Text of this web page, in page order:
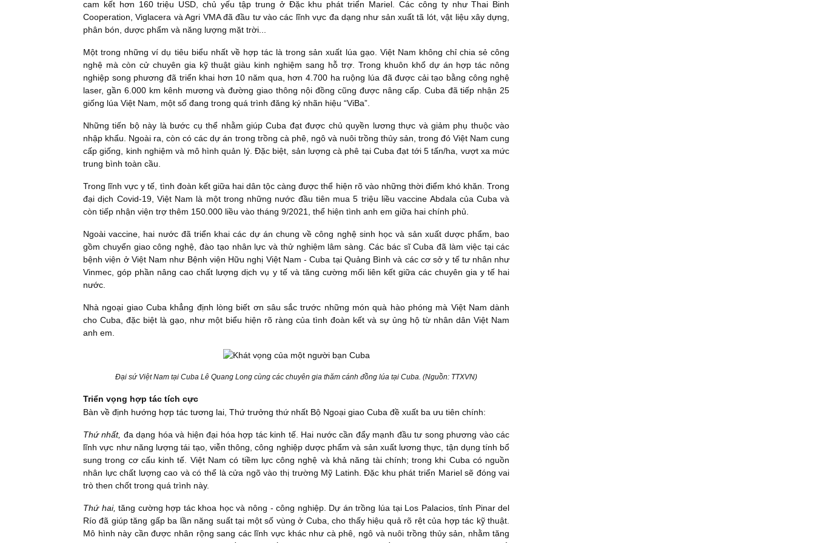
cam kết hơn 160 triệu USD, chủ yếu tập trung ở Đặc khu phát triển Mariel. Các công ty như Thai Binh
Cooperation, Viglacera và Agri VMA đã đầu tư vào các lĩnh vực đa dạng như sản xuất tã lót, vật liệu xây dựng,
phân bón, dược phẩm và năng lượng mặt trời...
Một trong những ví dụ tiêu biểu nhất về hợp tác là trong sản xuất lúa gạo. Việt Nam không chỉ chia sẻ công
nghệ mà còn cử chuyên gia kỹ thuật giàu kinh nghiệm sang hỗ trợ. Trong khuôn khổ dự án hợp tác nông
nghiệp song phương đã triển khai hơn 10 năm qua, hơn 4.700 ha ruộng lúa đã được cải tạo bằng công nghệ
laser, gần 6.000 km kênh mương và đường giao thông nội đồng cũng được nâng cấp. Cuba đã tiếp nhận 25
giống lúa Việt Nam, một số đang trong quá trình đăng ký nhãn hiệu “ViBa”.
Những tiến bộ này là bước cụ thể nhằm giúp Cuba đạt được chủ quyền lương thực và giảm phụ thuộc vào
nhập khẩu. Ngoài ra, còn có các dự án trong trồng cà phê, ngô và nuôi trồng thủy sản, trong đó Việt Nam cung
cấp giống, kinh nghiệm và mô hình quản lý. Đặc biệt, sản lượng cà phê tại Cuba đạt tới 5 tấn/ha, vượt xa mức
trung bình toàn cầu.
Trong lĩnh vực y tế, tình đoàn kết giữa hai dân tộc càng được thể hiện rõ vào những thời điểm khó khăn. Trong
đại dịch Covid-19, Việt Nam là một trong những nước đầu tiên mua 5 triệu liều vaccine Abdala của Cuba và
còn tiếp nhận viện trợ thêm 150.000 liều vào tháng 9/2021, thể hiện tình anh em giữa hai chính phủ.
Ngoài vaccine, hai nước đã triển khai các dự án chung về công nghệ sinh học và sản xuất dược phẩm, bao
gồm chuyển giao công nghệ, đào tạo nhân lực và thử nghiệm lâm sàng. Các bác sĩ Cuba đã làm việc tại các
bệnh viện ở Việt Nam như Bệnh viện Hữu nghị Việt Nam - Cuba tại Quảng Bình và các cơ sở y tế tư nhân như
Vinmec, góp phần nâng cao chất lượng dịch vụ y tế và tăng cường mối liên kết giữa các chuyên gia y tế hai
nước.
Nhà ngoại giao Cuba khẳng định lòng biết ơn sâu sắc trước những món quà hào phóng mà Việt Nam dành
cho Cuba, đặc biệt là gạo, như một biểu hiện rõ ràng của tình đoàn kết và sự ủng hộ từ nhân dân Việt Nam
anh em.
Đại sứ Việt Nam tại Cuba Lê Quang Long cùng các chuyên gia thăm cánh đồng lúa tại Cuba. (Nguồn: TTXVN)
Triển vọng hợp tác tích cực
Bàn về định hướng hợp tác tương lai, Thứ trưởng thứ nhất Bộ Ngoại giao Cuba đề xuất ba ưu tiên chính:
Thứ nhất, đa dạng hóa và hiện đại hóa hợp tác kinh tế. Hai nước cần đẩy mạnh đầu tư song phương vào các
lĩnh vực như năng lượng tái tạo, viễn thông, công nghiệp dược phẩm và sản xuất lương thực, tận dụng tính bổ
sung trong cơ cấu kinh tế. Việt Nam có tiềm lực công nghệ và khả năng tài chính; trong khi Cuba có nguồn
nhân lực chất lượng cao và có thể là cửa ngõ vào thị trường Mỹ Latinh. Đặc khu phát triển Mariel sẽ đóng vai
trò then chốt trong quá trình này.
Thứ hai, tăng cường hợp tác khoa học và nông - công nghiệp. Dự án trồng lúa tại Los Palacios, tỉnh Pinar del
Río đã giúp tăng gấp ba lần năng suất tại một số vùng ở Cuba, cho thấy hiệu quả rõ rệt của hợp tác kỹ thuật.
Mô hình này cần được nhân rộng sang các lĩnh vực khác như cà phê, ngô và nuôi trồng thủy sản, nhằm tăng